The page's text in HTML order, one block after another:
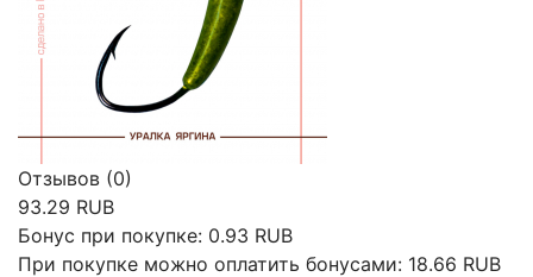
Отзывов (0)
93.29 RUB
Бонус при покупке: 0.93 RUB
При покупке можно оплатить бонусами: 18.66 RUB